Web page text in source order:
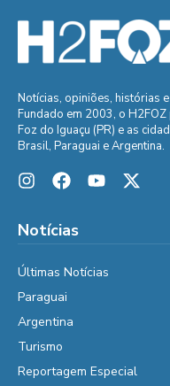
Notícias, opiniões, histórias
Fundado em 2003, o
Foz do Iguaçu (PR) e as
Brasil, Paraguai e Argentina.
Notícias
Últimas Notícias
Paraguai
Argentina
Turismo
Reportagem Especial